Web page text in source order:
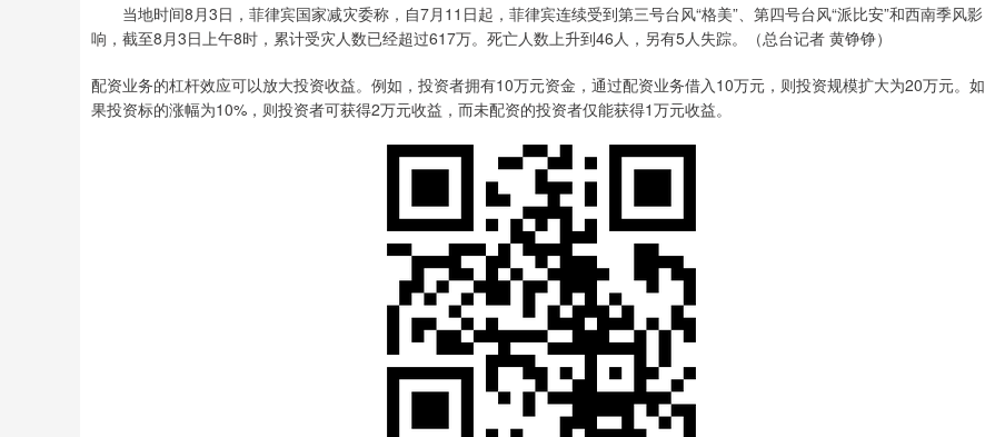
当地时间8月3日，菲律宾国家减灾委称，自7月11日起，菲律宾连续受到第三号台风“格美”、第四号台风“派比安”和西南季风影
响，截至8月3日上午8时，累计受灾人数已经超过617万。死亡人数上升到46人，另有5人失踪。（总台记者 黄铮铮）
配资业务的杠杆效应可以放大投资收益。例如，投资者拥有10万元资金，通过配资业务借入10万元，则投资规模扩大为20万元。如
果投资标的涨幅为10%，则投资者可获得2万元收益，而未配资的投资者仅能获得1万元收益。